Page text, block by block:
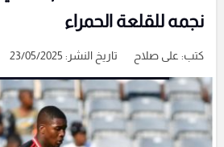
نجمه للقلعة الحمراء
كتب: على صلاح تاريخ النشر: 23/05/2025